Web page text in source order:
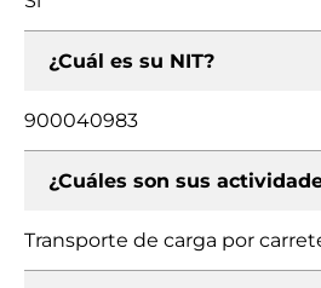
¿Cuál es su NIT?
900040983
¿Cuáles son sus
Transporte de carga por